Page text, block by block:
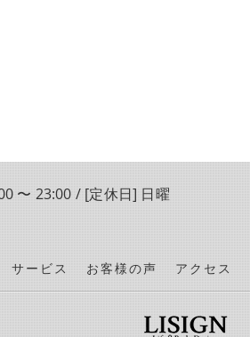
〜 23:00 / [定休日] 日曜
サービス お客様の声 アクセス